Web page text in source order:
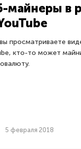
майнеры в
просматриваете
кто-то может
5 февраля 2018